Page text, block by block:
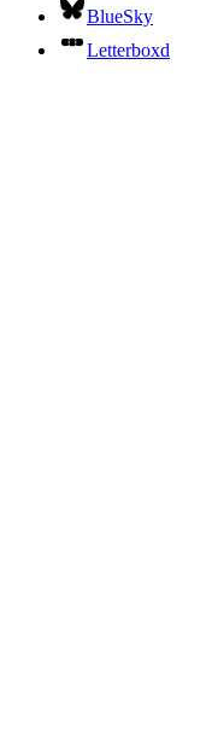
BlueSky
Letterboxd